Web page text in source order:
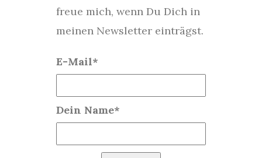
freue mich, wenn Du Dich in
meinen Newsletter einträgst.
E-Mail*
Dein Name*